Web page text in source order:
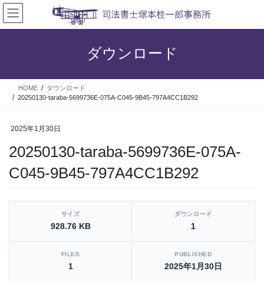
コ
ン
テ
ス
ナ
ビ
ゲ
ン
ダウンロード
HOME
ダウンロード
20250130-taraba-5699736E-075A-C045-9B45-797A4CC1B292
2025年1月30日
20250130-taraba-5699736E-075A-
C045-9B45-797A4CC1B292
[video_player_1200x800]
サイズ
928.76 KB
ダウンロード
1
FILES
1
PUBLISHED
2025年1月30日